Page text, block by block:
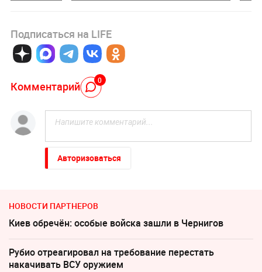
Подписаться на LIFE
Комментарий 0
Авторизоваться
НОВОСТИ ПАРТНЕРОВ
Киев обречён: особые войска зашли в Чернигов
Рубио отреагировал на требование перестать
накачивать ВСУ оружием